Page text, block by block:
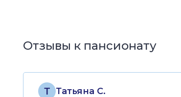
Отзывы к пансионату
Т Татьяна С.